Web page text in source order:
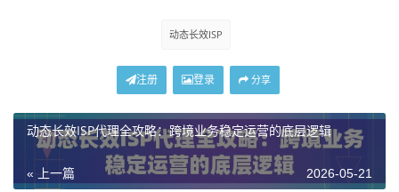
什么不同，这里直接说重点。
IP归属
稳
定
平台识别风险
数据
中心
代理
机房IP
段
较
高
高（容易被识别
为非真实用户）
简单爬虫、
低风控场景
动态长效ISP
注册 登录 分享
动态长效ISP代理全攻略：跨境业务稳定运营的底层逻辑
« 上一篇 2026-05-21